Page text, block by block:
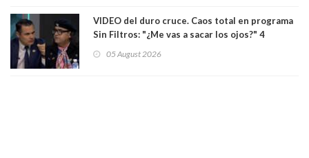
VIDEO del duro cruce. Caos total en programa
Sin Filtros: "¿Me vas a sacar los ojos?" 4
excarabinero que dejó ciego a Gustavo Gatica:
05 August 2026